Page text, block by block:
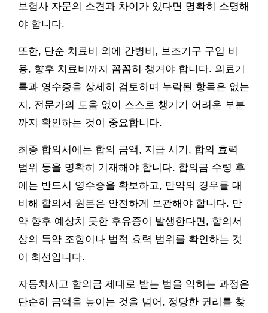
보험사 자문의 소견과 차이가 있다면 명확히 소명해
야 합니다.
또한, 단순 치료비 외에 간병비, 보조기구 구입 비
용, 향후 치료비까지 꼼꼼히 챙겨야 합니다. 의료기
록과 영수증을 상세히 검토하며 누락된 항목은 없는
지, 전문가의 도움 없이 스스로 챙기기 어려운 부분
까지 확인하는 것이 중요합니다.
최종 합의서에는 합의 금액, 지급 시기, 합의 효력
범위 등을 명확히 기재해야 합니다. 합의금 수령 후
에는 반드시 영수증을 확보하고, 만약의 경우를 대
비해 합의서 원본은 안전하게 보관해야 합니다. 만
약 향후 예상치 못한 후유증이 발생한다면, 합의서
상의 특약 조항이나 법적 효력 범위를 확인하는 것
이 최선입니다.
자동차사고 합의금 제대로 받는 법을 익히는 과정은
단순히 금액을 높이는 것을 넘어, 정당한 권리를 찾